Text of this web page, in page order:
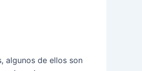
algunos de ellos son